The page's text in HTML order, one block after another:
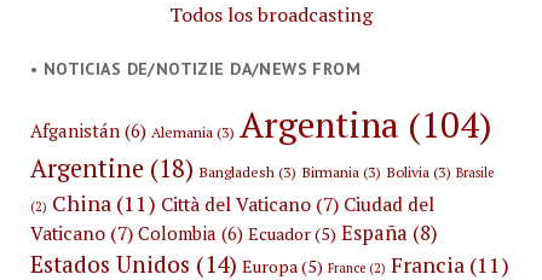
Todos los broadcasting
• NOTICIAS DE/NOTIZIE DA/NEWS FROM
Afganistán(6) Alemania (3) Argentina (104)
Argentine (18) Bangladesh (3) Birmania (3) Bolivia (3) Brasile
(2) China(11) Città del Vaticano(7) Ciudad del
Vaticano(7) Colombia (6) Ecuador(5) España (8)
Estados Unidos (14) Europa(5) France(2) Francia(11)